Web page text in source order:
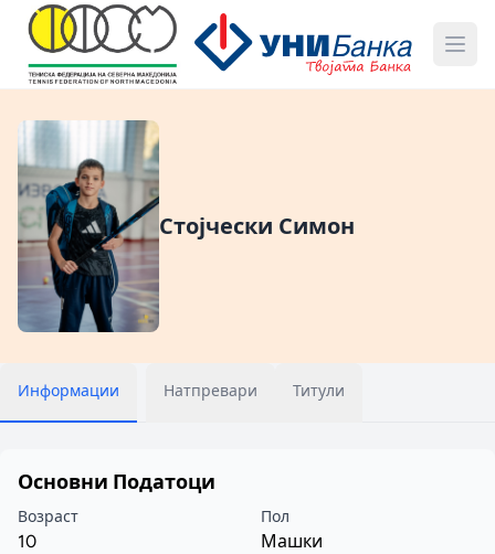
Стојчески Симон
Информации Натпревари Титули
Основни Податоци
Возраст
10
Пол
Машки